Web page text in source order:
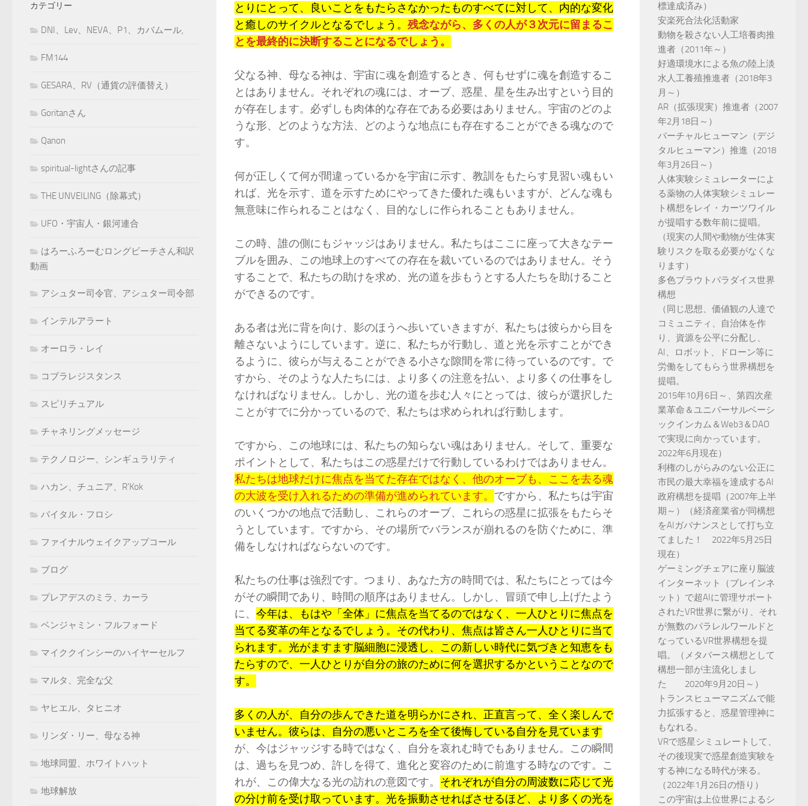
とりにとって、良いことをもたらさなかったものすべてに対して、内的な変化
と癒しのサイクルとなるでしょう。 残念ながら、多くの人が３次元に留まるこ
とを最終的に決断することになるでしょう。
父なる神、母なる神は、宇宙に魂を創造するとき、何もせずに魂を創造するこ
とはありません。それぞれの魂には、オーブ、惑星、星を生み出すという目的
が存在します。必ずしも肉体的な存在である必要はありません。宇宙のどのよ
うな形、どのような方法、どのような地点にも存在することができる魂なので
す。
何が正しくて何が間違っているかを宇宙に示す、教訓をもたらす見習い魂もい
れば、光を示す、道を示すためにやってきた優れた魂もいますが、どんな魂も
無意味に作られることはなく、目的なしに作られることもありません。
この時、誰の側にもジャッジはありません。私たちはここに座って大きなテー
ブルを囲み、この地球上のすべての存在を裁いているのではありません。そう
することで、私たちの助けを求め、光の道を歩もうとする人たちを助けること
ができるのです。
ある者は光に背を向け、影のほうへ歩いていきますが、私たちは彼らから目を
離さないようにしています。逆に、私たちが行動し、道と光を示すことができ
るように、彼らが与えることができる小さな隙間を常に待っているのです。で
すから、そのような人たちには、より多くの注意を払い、より多くの仕事をし
なければなりません。しかし、光の道を歩む人々にとっては、彼らが選択した
ことがすでに分かっているので、私たちは求められれば行動します。
ですから、この地球には、私たちの知らない魂はありません。そして、重要な
ポイントとして、私たちはこの惑星だけで行動しているわけではありません。
私たちは地球だけに焦点を当てた存在ではなく、他のオーブも、ここを去る魂
の大波を受け入れるための準備が進められています。 ですから、私たちは宇宙
のいくつかの地点で活動し、これらのオーブ、これらの惑星に拡張をもたらそ
うとしています。ですから、その場所でバランスが崩れるのを防ぐために、準
備をしなければならないのです。
私たちの仕事は強烈です。つまり、あなた方の時間では、私たちにとっては今
がその瞬間であり、時間の順序はありません。しかし、冒頭で申し上げたよう
に、 今年は、もはや「全体」に焦点を当てるのではなく、一人ひとりに焦点を
当てる変革の年となるでしょう。その代わり、焦点は皆さん一人ひとりに当て
られます。光がますます脳細胞に浸透し、この新しい時代に気づきと知恵をも
たらすので、一人ひとりが自分の旅のために何を選択するかということなので
す。
多くの人が、自分の歩んできた道を明らかにされ、正直言って、全く楽しんで
いません。彼らは、自分の悪いところを全て後悔している自分を見ています
が、今はジャッジする時ではなく、自分を哀れむ時でもありません。この瞬間
は、過ちを見つめ、許しを得て、進化と変容のために前進する時なのです。こ
れが、この偉大なる光の訪れの意図です。 それぞれが自分の周波数に応じて光
の分け前を受け取っています。光を振動させればさせるほど、より多くの光を
カテゴリー
DNI、Lev、NEVA、P1、カバムール,
FM144
GESARA、RV（通貨の評価替え）
Goritanさん
Qanon
spiritual-lightさんの記事
THE UNVEILING（除幕式）
UFO・宇宙人・銀河連合
はろーふろーむロングビーチさん和訳
動画
アシュター司令官、アシュター司令部
インテルアラート
オーロラ・レイ
コブラレジスタンス
スピリチュアル
チャネリングメッセージ
テクノロジー、シンギュラリティ
ハカン、チュニア、R'Kok
バイタル・フロシ
ファイナルウェイクアップコール
ブログ
プレアデスのミラ、カーラ
ベンジャミン・フルフォード
マイククインシーのハイヤーセルフ
マルタ、完全な父
ヤヒエル、タヒニオ
リンダ・リー、母なる神
地球同盟、ホワイトハット
地球解放
標達成済み）
安楽死合法化活動家
動物を殺さない人工培養肉推
進者（2011年～）
好適環境水による魚の陸上淡
水人工養殖推進者（2018年3
月～）
AR（拡張現実）推進者（2007
年2月18日～）
バーチャルヒューマン（デジ
タルヒューマン）推進（2018
年3月26日～）
人体実験シミュレーターによ
る薬物の人体実験シミュレー
ト構想をレイ・カーツワイル
が提唱する数年前に提唱。
（現実の人間や動物が生体実
験リスクを取る必要がなくな
ります）
多色プラウトパラダイス世界
構想
（同じ思想、価値観の人達で
コミュニティ、自治体を作
り、資源を公平に分配し、
AI、ロボット、ドローン等に
労働をしてもらう世界構想を
提唱。
2015年10月6日～、第四次産
業革命＆ユニバーサルベーシ
ックインカム＆Web3＆DAO
で実現に向かっています。
2022年6月現在）
利権のしがらみのない公正に
市民の最大幸福を達成するAI
政府構想を提唱（2007年上半
期～）（経済産業省が同構想
をAIガバナンスとして打ち立
てました！ 2022年5月25日
現在）
ゲーミングチェアに座り脳波
インターネット（ブレインネ
ット）で超AIに管理サポート
されたVR世界に繋がり、それ
が無数のパラレルワールドと
なっているVR世界構想を提
唱。（メタバース構想として
構想一部が主流化しまし
た 2020年9月20日～）
トランスヒューマニズムで能
力拡張すると、惑星管理神に
もなれる。
VRで惑星シミュレートして、
その後現実で惑星創造実験を
する神になる時代が来る。
（2022年1月26日の悟り）
この宇宙は上位世界によるシ